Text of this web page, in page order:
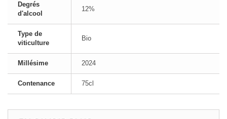
Degrés
d'alcool
12%
Type de
viticulture
Bio
Millésime 2024
Contenance 75cl